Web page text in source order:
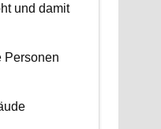
und damit
Personen